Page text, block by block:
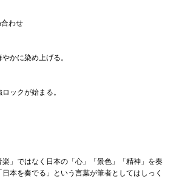
合わせ
かに染め上げる。
ックが始まる。
」ではなく日本の「心」「景色」「精神」を奏
本を奏でる」という言葉が筆者としてはしっく